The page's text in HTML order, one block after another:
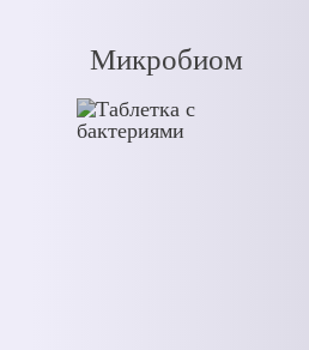
Микробиом